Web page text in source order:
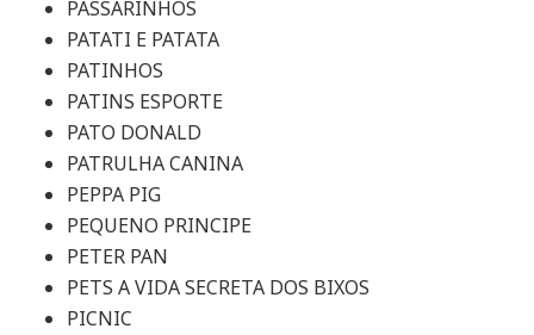
PASSARINHOS
PATATI E PATATA
PATINHOS
PATINS ESPORTE
PATO DONALD
PATRULHA CANINA
PEPPA PIG
PEQUENO PRINCIPE
PETER PAN
PETS A VIDA SECRETA DOS BIXOS
PICNIC